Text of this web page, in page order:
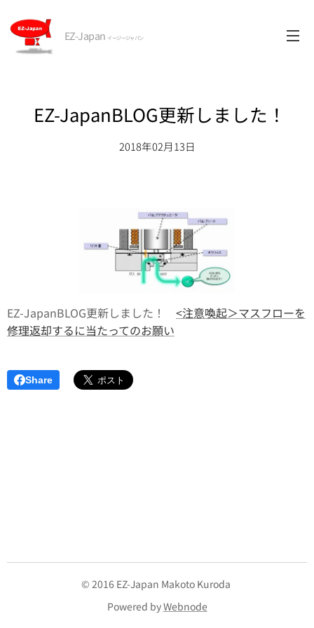
EZ-Japan イージージャパン
EZ-JapanBLOG更新しました！
2018年02月13日
EZ-JapanBLOG更新しました！ <注意喚起＞マスフローを
修理返却するに当たってのお願い
Share
© 2016 EZ-Japan Makoto Kuroda
Powered byWebnode